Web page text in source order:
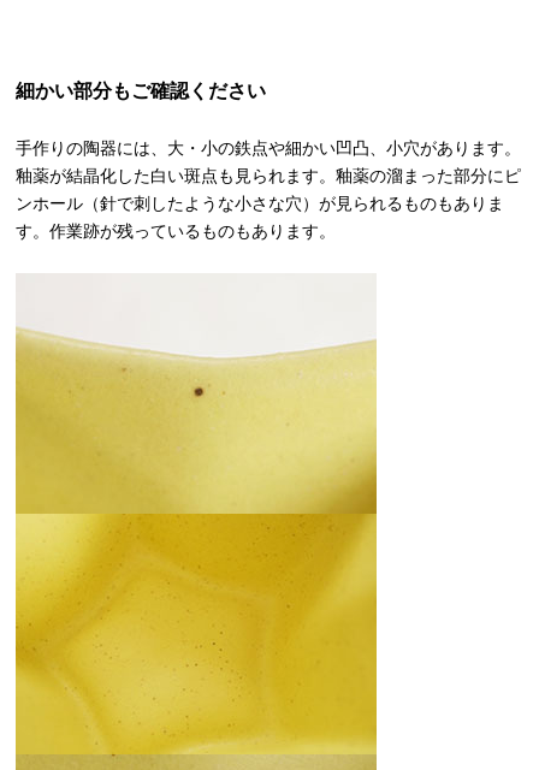
細かい部分もご確認ください
手作りの陶器には、大・小の鉄点や細かい凹凸、小穴があります。
釉薬が結晶化した白い斑点も見られます。釉薬の溜まった部分にピ
ンホール（針で刺したような小さな穴）が見られるものもありま
す。作業跡が残っているものもあります。